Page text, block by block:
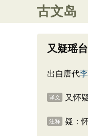
古文岛
又疑瑶
出自唐代
译文 又怀
注释 疑：